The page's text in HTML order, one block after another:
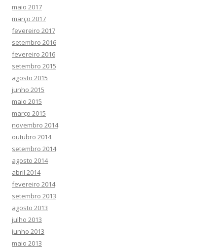
maio 2017
março 2017
fevereiro 2017
setembro 2016
fevereiro 2016
setembro 2015
agosto 2015
junho 2015
maio 2015
março 2015
novembro 2014
outubro 2014
setembro 2014
agosto 2014
abril 2014
fevereiro 2014
setembro 2013
agosto 2013
julho 2013
junho 2013
maio 2013